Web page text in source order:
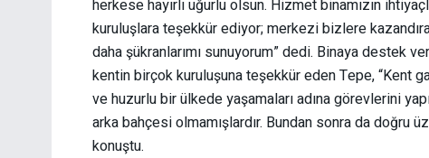
herkese hayırlı uğurlu olsun. Hizmet binamızın
kuruluşlara teşekkür ediyor; merkezi bizlere
daha şükranlarımı sunuyorum” dedi. Binaya destek
kentin birçok kuruluşuna teşekkür eden Tepe, “Kent
ve huzurlu bir ülkede yaşamaları adına görevlerini
arka bahçesi olmamışlardır. Bundan sonra da
konuştu.